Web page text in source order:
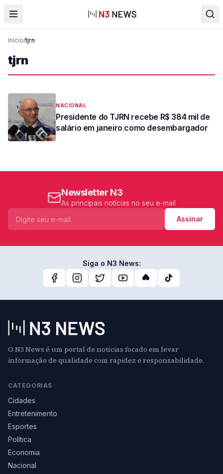
Início/tjrn
tjrn
NACIONAL
Presidente do TJRN recebe R$ 384 mil de
salário em janeiro como desembargador
Newsletter N3
As principais notícias no seu e-mail
Assinar
Siga o N3 News:
O N3 News é um portal de notícias focado em levar
informação de qualidade com rapidez e responsabilidade.
CATEGORIAS
Cidades
Entretenimento
Esportes
Política
Economia
Nacional